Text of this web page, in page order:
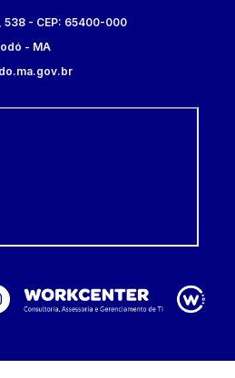
538 - CEP: 65400-000
- MA